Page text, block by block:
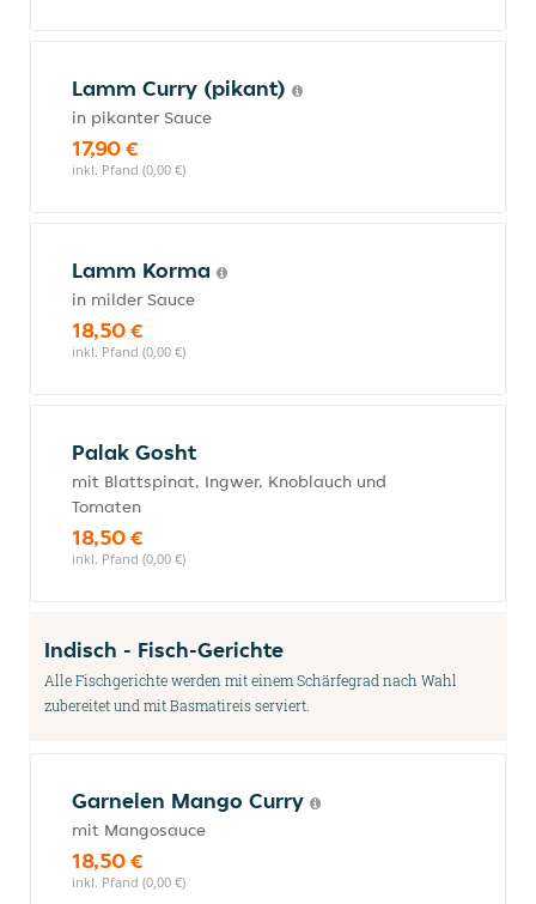
Lamm Curry (pikant)
in pikanter Sauce
17,90 €
inkl. Pfand (0,00 €)
Lamm Korma
in milder Sauce
18,50 €
inkl. Pfand (0,00 €)
Palak Gosht
mit Blattspinat, Ingwer, Knoblauch und
Tomaten
18,50 €
inkl. Pfand (0,00 €)
Indisch - Fisch-Gerichte
Alle Fischgerichte werden mit einem Schärfegrad nach Wahl
zubereitet und mit Basmatireis serviert.
Garnelen Mango Curry
mit Mangosauce
18,50 €
inkl. Pfand (0,00 €)